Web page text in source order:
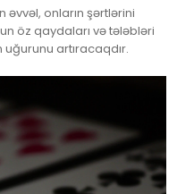
onların şərtlərini
öz qaydaları və tələbləri
artıracaqdır.